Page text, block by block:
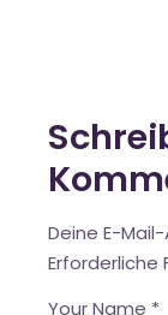
Deine E-
Erforderliche